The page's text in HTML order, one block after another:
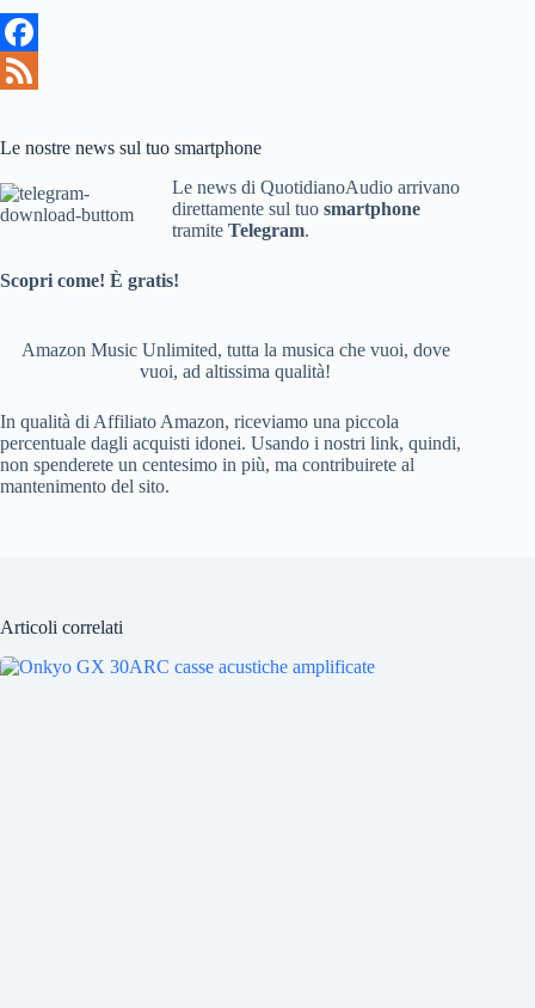
F
c
e
b
e
e
d
Le nostre news sul tuo smartphone
Le news di QuotidianoAudio arrivano
direttamente sul tuo smartphone
tramite Telegram.
Scopri come! È gratis!
Amazon Music Unlimited, tutta la musica che vuoi, dove
vuoi, ad altissima qualità!
In qualità di Affiliato Amazon, riceviamo una piccola
percentuale dagli acquisti idonei. Usando i nostri link, quindi,
non spenderete un centesimo in più, ma contribuirete al
mantenimento del sito.
Articoli correlati